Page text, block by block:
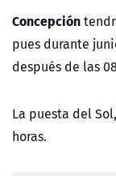
Concepción
pues durante
después de las
La puesta del
horas.